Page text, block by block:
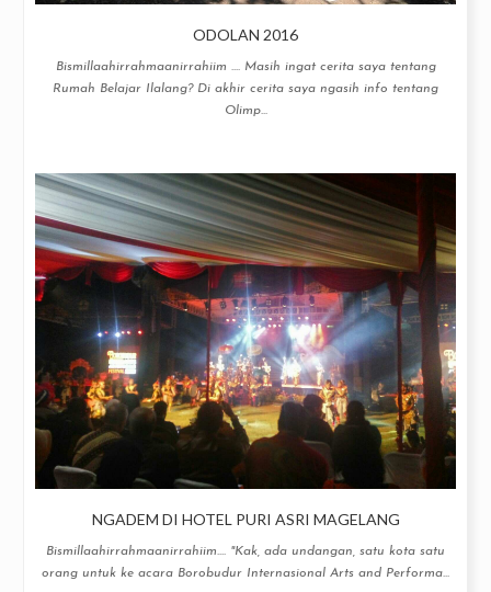
ODOLAN 2016
Bismillaahirrahmaanirrahiim .... Masih ingat cerita saya tentang
Rumah Belajar Ilalang? Di akhir cerita saya ngasih info tentang
Olimp...
NGADEM DI HOTEL PURI ASRI MAGELANG
Bismillaahirrahmaanirrahiim.... "Kak, ada undangan, satu kota satu
orang untuk ke acara Borobudur Internasional Arts and Performa...